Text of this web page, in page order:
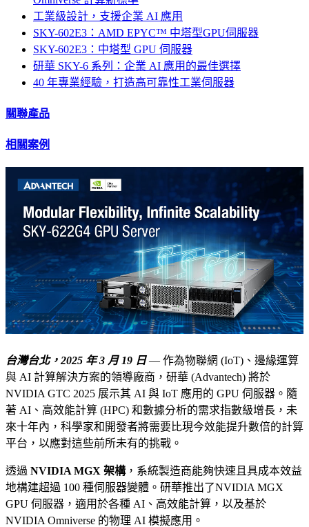
工業級設計，支援企業 AI 應用
SKY-602E3：AMD EPYC™ 中塔型GPU伺服器
SKY-602E3：中塔型 GPU 伺服器
研華 SKY-6 系列：企業 AI 應用的最佳選擇
40 年專業經驗，打造高可靠性工業伺服器
關聯產品
相關案例
台灣台北，2025 年 3 月 19 日— 作為物聯網 (IoT)、邊緣運算
與 AI 計算解決方案的領導廠商，研華 (Advantech) 將於
NVIDIA GTC 2025 展示其 AI 與 IoT 應用的 GPU 伺服器。隨
著 AI、高效能計算 (HPC) 和數據分析的需求指數級增長，未
來十年內，科學家和開發者將需要比現今效能提升數倍的計算
平台，以應對這些前所未有的挑戰。
透過 NVIDIA MGX 架構，系統製造商能夠快速且具成本效益
地構建超過 100 種伺服器變體。研華推出了NVIDIA MGX
GPU 伺服器，適用於各種 AI、高效能計算，以及基於
NVIDIA Omniverse 的物理 AI 模擬應用。